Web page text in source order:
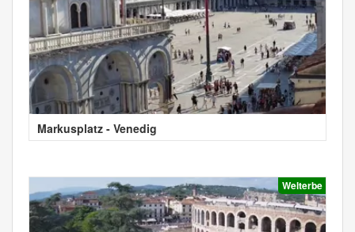
Markusplatz - Venedig
Welterbe